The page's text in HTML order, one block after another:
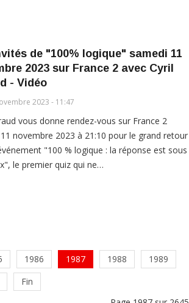
de "100% logique" samedi 11
2023 sur France 2 avec Cyril
- Vidéo
2023 - 11:47
vous donne rendez-vous sur France 2
novembre 2023 à 21:10 pour le grand retour
"100 % logique : la réponse est sous
le premier quiz qui ne…
1986 1987 1988
1989
Fin